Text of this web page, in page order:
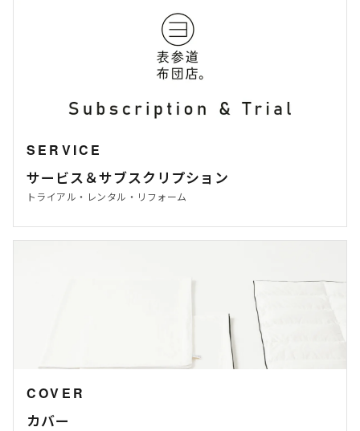
SERVICE
サービス＆サブスクリプション
トライアル・レンタル・リフォーム
COVER
カバー